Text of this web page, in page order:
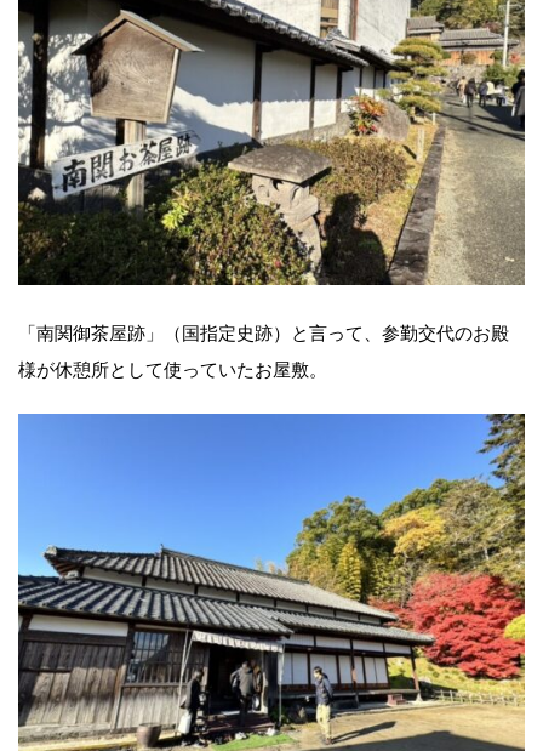
「南関御茶屋跡」（国指定史跡）と言って、参勤交代のお殿
様が休憩所として使っていたお屋敷。